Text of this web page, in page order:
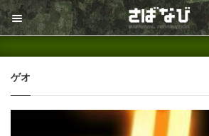
サイト内検索
ゲオ
サイト内